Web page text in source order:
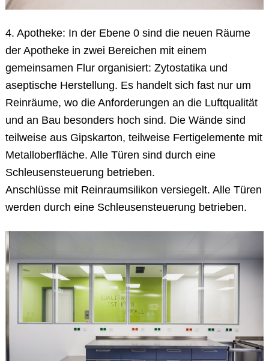
4. Apotheke: In der Ebene 0 sind die neuen Räume
der Apotheke in zwei Bereichen mit einem
gemeinsamen Flur organisiert: Zytostatika und
aseptische Herstellung. Es handelt sich fast nur um
Reinräume, wo die Anforderungen an die Luftqualität
und an Bau besonders hoch sind. Die Wände sind
teilweise aus Gipskarton, teilweise Fertigelemente mit
Metalloberfläche. Alle Türen sind durch eine
Schleusensteuerung betrieben.
Anschlüsse mit Reinraumsilikon versiegelt. Alle Türen
werden durch eine Schleusensteuerung betrieben.